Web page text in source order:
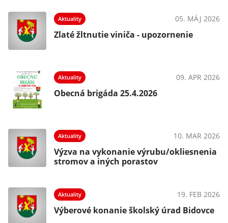
Aktuality 05. MÁJ 2026
Zlaté žltnutie viniča - upozornenie
Aktuality 09. APR 2026
Obecná brigáda 25.4.2026
Aktuality 10. MAR 2026
Výzva na vykonanie výrubu/okliesnenia
stromov a iných porastov
Aktuality 19. FEB 2026
Výberové konanie školský úrad Bidovce